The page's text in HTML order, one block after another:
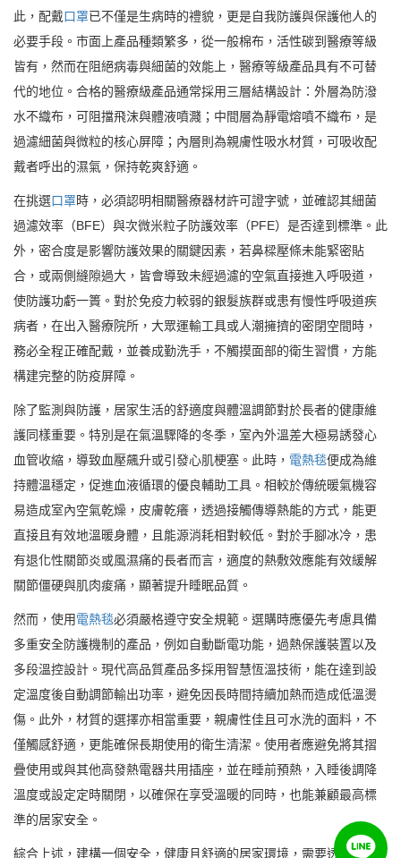
此，配戴口罩已不僅是生病時的禮貌，更是自我防護與保護他人的
必要手段。市面上產品種類繁多，從一般棉布，活性碳到醫療等級
皆有，然而在阻絕病毒與細菌的效能上，醫療等級產品具有不可替
代的地位。合格的醫療級產品通常採用三層結構設計：外層為防潑
水不織布，可阻擋飛沫與體液噴濺；中間層為靜電熔噴不織布，是
過濾細菌與微粒的核心屏障；內層則為親膚性吸水材質，可吸收配
戴者呼出的濕氣，保持乾爽舒適。
在挑選口罩時，必須認明相關醫療器材許可證字號，並確認其細菌
過濾效率（BFE）與次微米粒子防護效率（PFE）是否達到標準。此
外，密合度是影響防護效果的關鍵因素，若鼻樑壓條未能緊密貼
合，或兩側縫隙過大，皆會導致未經過濾的空氣直接進入呼吸道，
使防護功虧一簣。對於免疫力較弱的銀髮族群或患有慢性呼吸道疾
病者，在出入醫療院所，大眾運輸工具或人潮擁擠的密閉空間時，
務必全程正確配戴，並養成勤洗手，不觸摸面部的衛生習慣，方能
構建完整的防疫屏障。
除了監測與防護，居家生活的舒適度與體溫調節對於長者的健康維
護同樣重要。特別是在氣溫驟降的冬季，室內外溫差大極易誘發心
血管收縮，導致血壓飆升或引發心肌梗塞。此時， 電熱毯便成為維
持體溫穩定，促進血液循環的優良輔助工具。相較於傳統暖氣機容
易造成室內空氣乾燥，皮膚乾癢，透過接觸傳導熱能的方式，能更
直接且有效地溫暖身體，且能源消耗相對較低。對於手腳冰冷，患
有退化性關節炎或風濕痛的長者而言，適度的熱敷效應能有效緩解
關節僵硬與肌肉痠痛，顯著提升睡眠品質。
然而，使用電熱毯必須嚴格遵守安全規範。選購時應優先考慮具備
多重安全防護機制的產品，例如自動斷電功能，過熱保護裝置以及
多段溫控設計。現代高品質產品多採用智慧恆溫技術，能在達到設
定溫度後自動調節輸出功率，避免因長時間持續加熱而造成低溫燙
傷。此外，材質的選擇亦相當重要，親膚性佳且可水洗的面料，不
僅觸感舒適，更能確保長期使用的衛生清潔。使用者應避免將其摺
疊使用或與其他高發熱電器共用插座，並在睡前預熱，入睡後調降
溫度或設定定時關閉，以確保在享受溫暖的同時，也能兼顧最高標
準的居家安全。
綜合上述，建構一個安全，健康且舒適的居家環境，需要透過科學